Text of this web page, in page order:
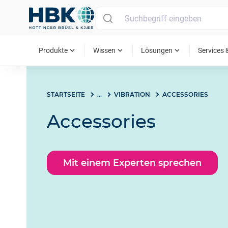
Produkte expand_more Wissen expand_more Lösungen expand_more Services
STARTSEITE ... VIBRATION ACCESSORIES
Accessories
Mit einem Experten sprechen